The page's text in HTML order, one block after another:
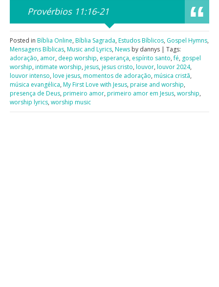
Provérbios 11:16-21
Posted in Bíblia Online, Bíblia Sagrada, Estudos Bíblicos, Gospel Hymns,
Mensagens Bíblicas, Music and Lyrics, News by dannys | Tags:
adoração, amor, deep worship, esperança, espírito santo,fé, gospel
worship, intimate worship, jesus, jesus cristo, louvor, louvor 2024,
louvor intenso, love jesus, momentos de adoração, música cristã,
música evangélica, My First Love with Jesus, praise and worship,
presença de Deus, primeiro amor, primeiro amor em Jesus, worship,
worship lyrics, worship music